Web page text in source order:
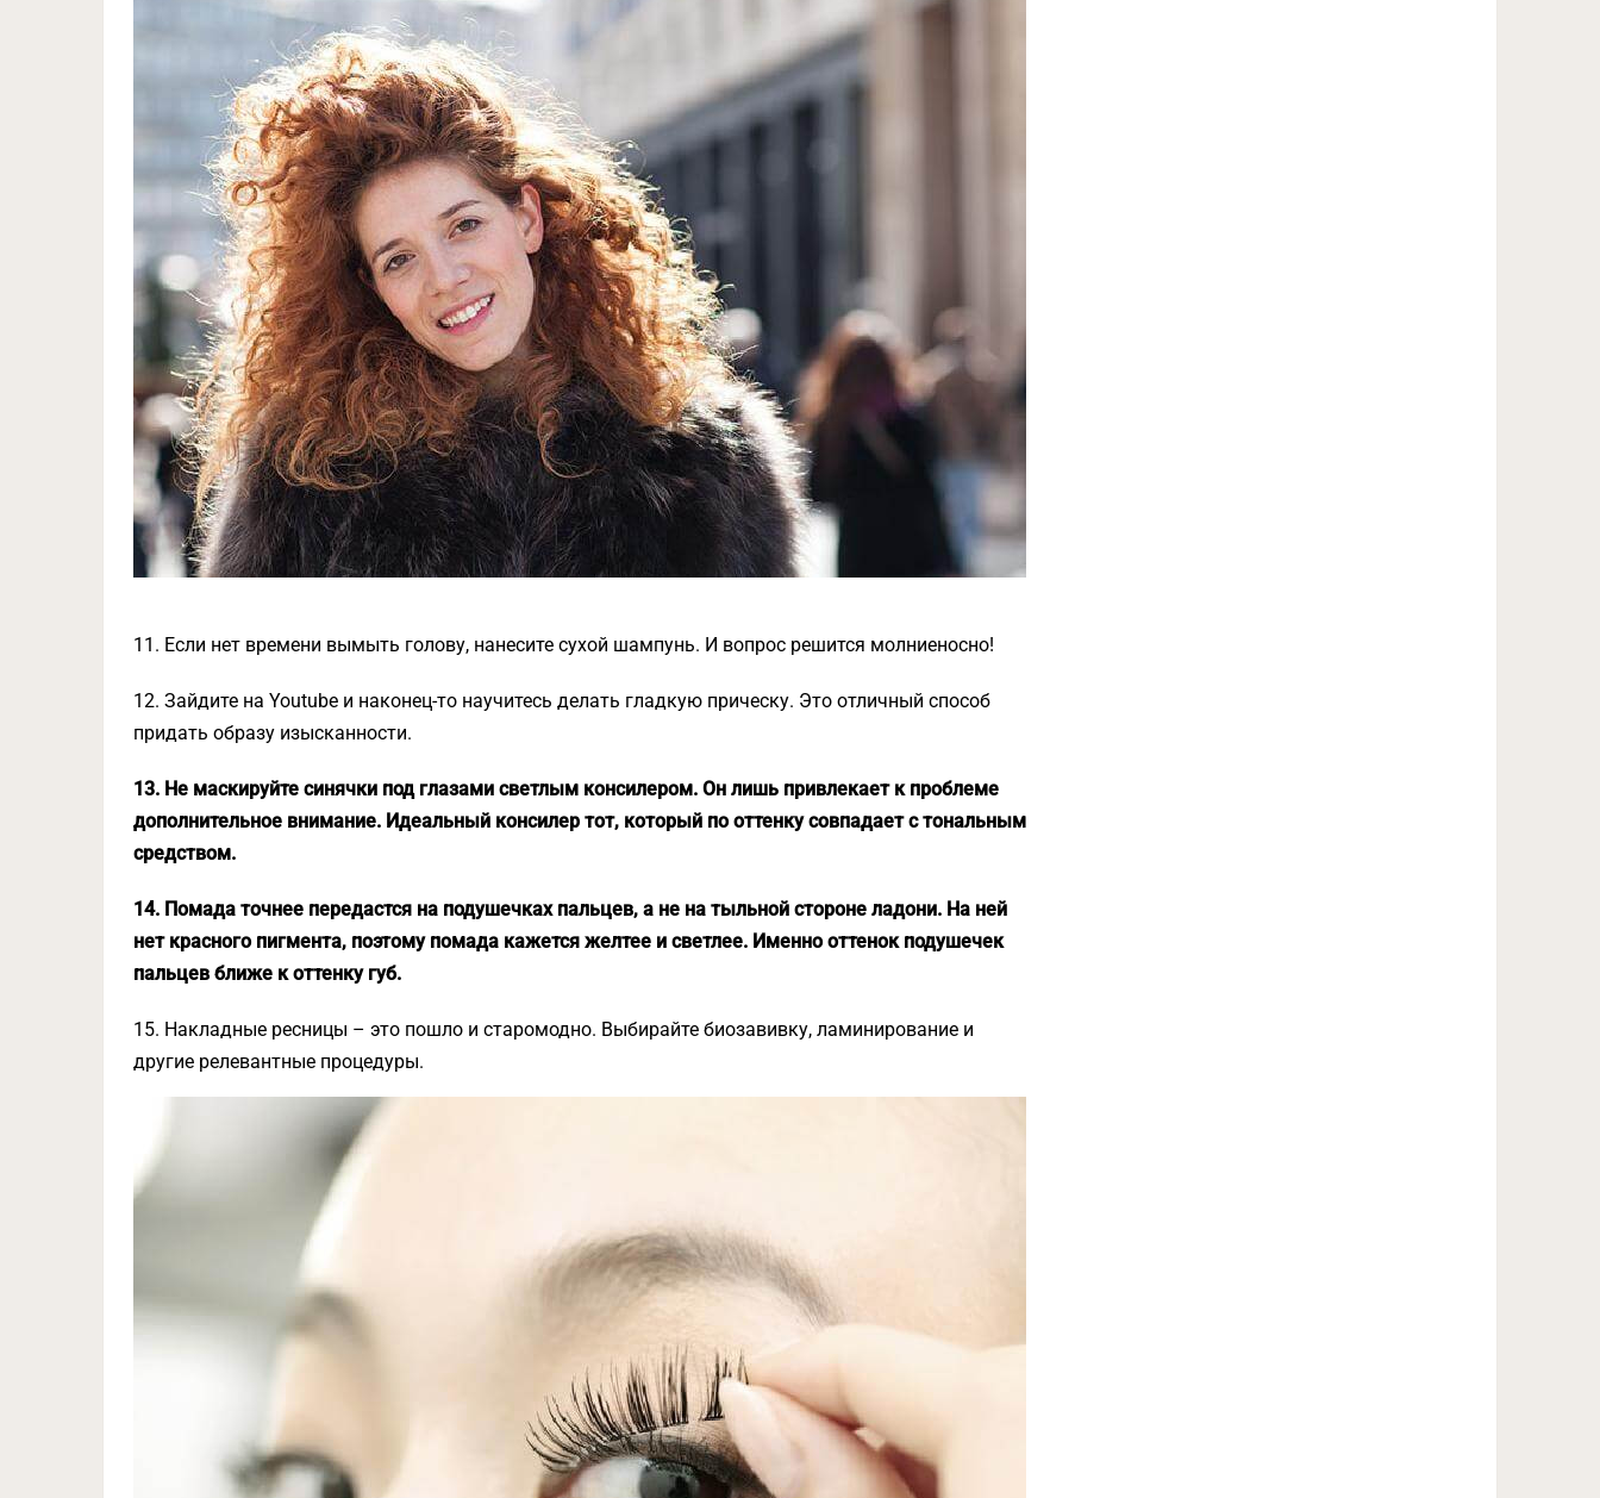
11. Если нет времени вымыть голову, нанесите сухой шампунь. И вопрос решится молниеносно!
12. Зайдите на Youtube и наконец-то научитесь делать гладкую прическу. Это отличный способ
придать образу изысканности.
13. Не маскируйте синячки под глазами светлым консилером. Он лишь привлекает к проблеме
дополнительное внимание. Идеальный консилер тот, который по оттенку совпадает с тональным
средством.
14. Помада точнее передастся на подушечках пальцев, а не на тыльной стороне ладони. На ней
нет красного пигмента, поэтому помада кажется желтее и светлее. Именно оттенок подушечек
пальцев ближе к оттенку губ.
15. Накладные ресницы – это пошло и старомодно. Выбирайте биозавивку, ламинирование и
другие релевантные процедуры.